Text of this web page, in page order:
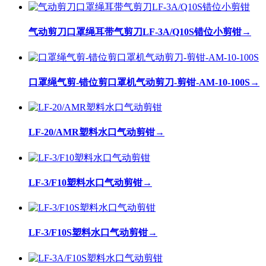
气动剪刀口罩绳耳带气剪刀LF-3A/Q10S错位小剪钳→
口罩绳气剪-错位剪口罩机气动剪刀-剪钳-AM-10-100S→
LF-20/AMR塑料水口气动剪钳→
LF-3/F10塑料水口气动剪钳→
LF-3/F10S塑料水口气动剪钳→